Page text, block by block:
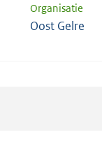
Organisatie
Oost Gelre